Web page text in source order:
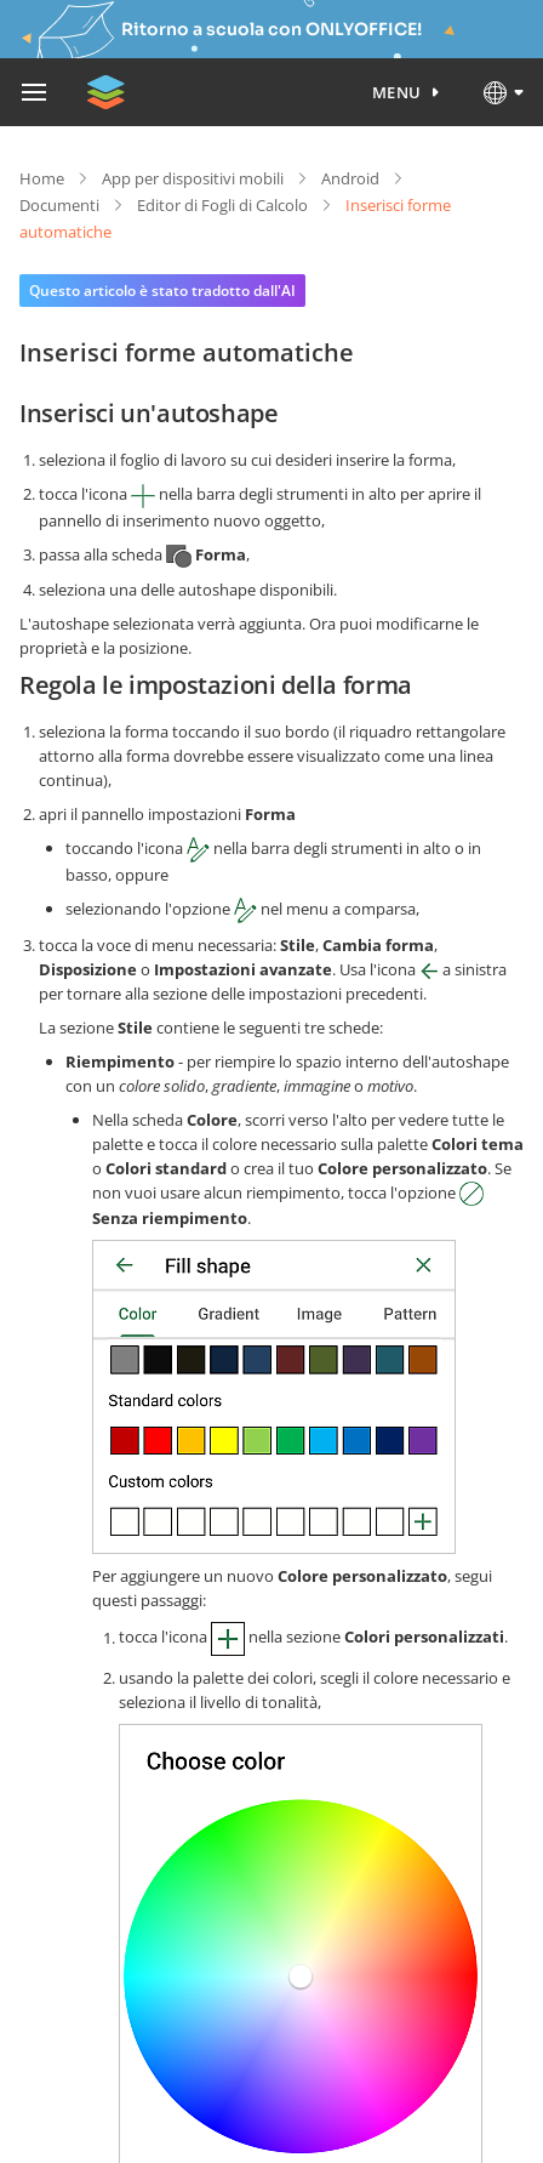
Ritorno a scuola con ONLYOFFICE!
MENU
Home App per dispositivi mobili
Android
Documenti
Editor di Fogli di Calcolo
Inserisci forme
automatiche
Questo articolo è stato tradotto dall'AI
Inserisci forme automatiche
Inserisci un'autoshape
seleziona il foglio di lavoro su cui desideri inserire la forma,
tocca l'icona
nella barra degli strumenti in alto per aprire il
pannello di inserimento nuovo oggetto,
passa alla scheda
Forma,
seleziona una delle autoshape disponibili.
L'autoshape selezionata verrà aggiunta. Ora puoi modificarne le
proprietà e la posizione.
Regola le impostazioni della forma
seleziona la forma toccando il suo bordo (il riquadro rettangolare
attorno alla forma dovrebbe essere visualizzato come una linea
continua),
apri il pannello impostazioni Forma
toccando l'icona
nella barra degli strumenti in alto o in
basso, oppure
selezionando l'opzione
nel menu a comparsa,
tocca la voce di menu necessaria:Stile,Cambia forma,
Disposizioneo Impostazioni avanzate. Usa l'icona
a sinistra
per tornare alla sezione delle impostazioni precedenti.
La sezioneStilecontiene le seguenti tre schede:
Riempimento- per riempire lo spazio interno dell'autoshape
con un colore solido, gradiente,immagineo motivo.
Nella schedaColore, scorri verso l'alto per vedere tutte le
palette e tocca il colore necessario sulla paletteColori tema
o Colori standardo crea il tuo Colore personalizzato. Se
non vuoi usare alcun riempimento, tocca l'opzione
Senza riempimento.
Per aggiungere un nuovo Colore personalizzato, segui
questi passaggi:
tocca l'icona
nella sezioneColori personalizzati.
usando la palette dei colori, scegli il colore necessario e
seleziona il livello di tonalità,